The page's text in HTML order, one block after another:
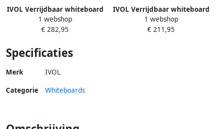
IVOL Verrijdbaar whiteboard
Dubbelzijdig en magnetisch
100x150 cm Rood
1 webshop
€ 282,95
IVOL Verrijdbaar whiteboard
Dubbelzijdig en magnetisch
100x150 cm Wit
1 webshop
€ 211,95
Specificaties
Merk IVOL
Categorie Whiteboards